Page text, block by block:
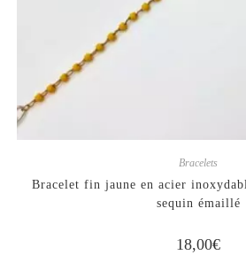
Bracelets
Bracelet fin jaune en acier
sequin émaillé
18,00€